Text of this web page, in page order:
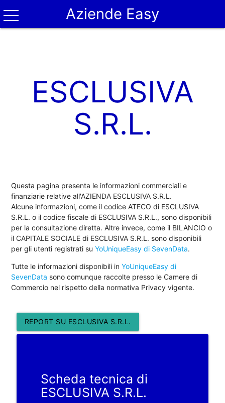
Aziende Easy
ESCLUSIVA
S.R.L.
Questa pagina presenta le informazioni commerciali e
finanziarie relative all'AZIENDA ESCLUSIVA S.R.L.
Alcune informazioni, come il codice ATECO di ESCLUSIVA
S.R.L. o il codice fiscale di ESCLUSIVA S.R.L., sono disponibili
per la consultazione diretta. Altre invece, come il BILANCIO o
il CAPITALE SOCIALE di ESCLUSIVA S.R.L. sono disponibili
per gli utenti registrati suYoUniqueEasy di SevenData.
Tutte le informazioni disponibili inYoUniqueEasy di
SevenData sono comunque raccolte presso le Camere di
Commercio nel rispetto della normativa Privacy vigente.
REPORT SU ESCLUSIVA S.R.L.
Scheda tecnica di
ESCLUSIVA S.R.L.